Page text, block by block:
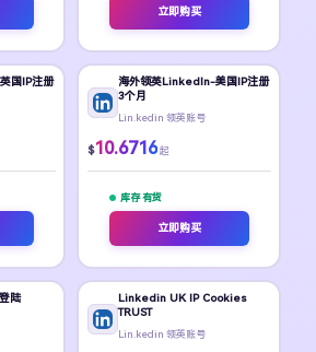
立即购买
国IP注册
海外领英LinkedIn-美国IP注册
3个月
Lin.kedin 领英账号
$10.6716 起
库存 有货
立即购买
陆
Linkedin UK IP Cookies
TRUST
Lin.kedin 领英账号